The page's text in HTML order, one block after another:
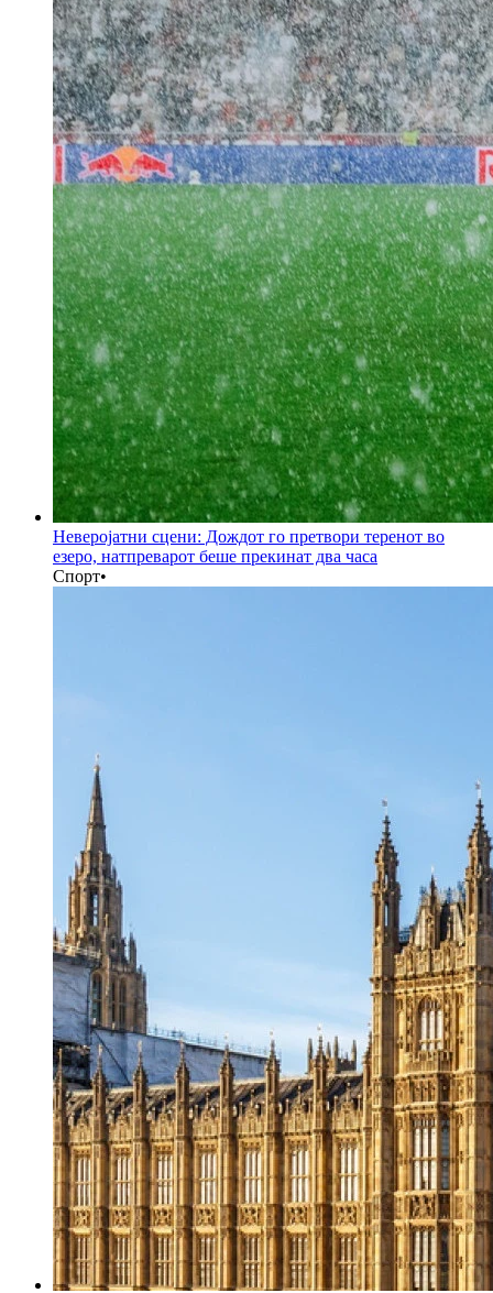
Неверојатни сцени: Дождот го претвори теренот во
езеро, натпреварот беше прекинат два часа
Спорт•